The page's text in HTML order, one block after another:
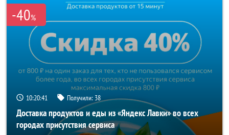
-40%
10:20:40 Получили: 38
Доставка продуктов и еды из «Яндекс Лавки» во всех
городах присутствия сервиса